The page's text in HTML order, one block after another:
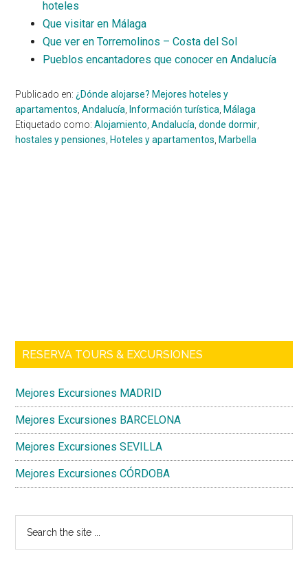
hoteles
Que visitar en Málaga
Que ver en Torremolinos – Costa del Sol
Pueblos encantadores que conocer en Andalucía
Publicado en: ¿Dónde alojarse? Mejores hoteles y
apartamentos ,Andalucía Información turística Málaga
Etiquetado como:Alojamiento ,Andalucía ,donde dormir
hostales y pensiones Hoteles y apartamentos Marbella
RESERVA TOURS & EXCURSIONES
Mejores Excursiones MADRID
Mejores Excursiones BARCELONA
Mejores Excursiones SEVILLA
Mejores Excursiones CÓRDOBA